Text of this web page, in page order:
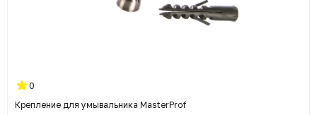
0
Крепление для умывальника MasterProf